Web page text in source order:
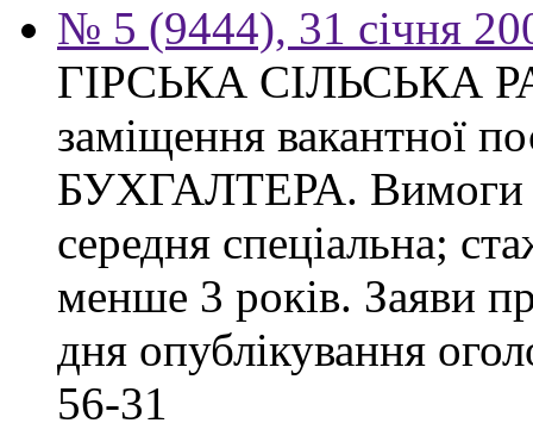
№ 5 (9444), 31 січня
ГІРСЬКА СІЛЬСЬКА
заміщення вакантної
БУХГАЛТЕРА. Вимоги
середня спеціальна;
менше 3 років. Заяви
дня опублікування
56-31